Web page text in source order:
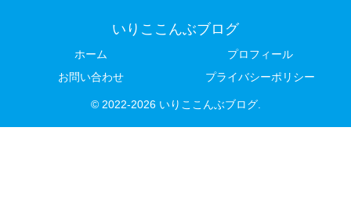
いりここんぶブログ
ホーム
プロフィール
お問い合わせ
プライバシーポリシー
© 2022-2026 いりここんぶブログ.